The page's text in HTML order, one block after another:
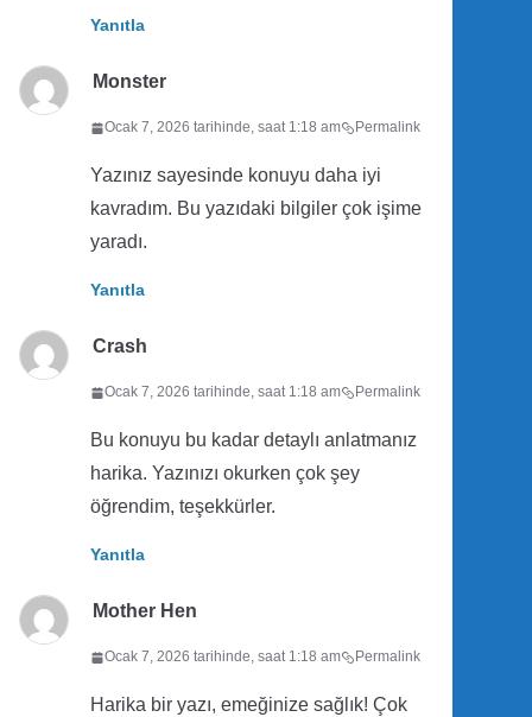
Yanıtla
Monster
Ocak 7, 2026 tarihinde, saat 1:18 am Permalink
Yazınız sayesinde konuyu daha iyi
kavradım. Bu yazıdaki bilgiler çok işime
yaradı.
Yanıtla
Crash
Ocak 7, 2026 tarihinde, saat 1:18 am Permalink
Bu konuyu bu kadar detaylı anlatmanız
harika. Yazınızı okurken çok şey
öğrendim, teşekkürler.
Yanıtla
Mother Hen
Ocak 7, 2026 tarihinde, saat 1:18 am Permalink
Harika bir yazı, emeğinize sağlık! Çok